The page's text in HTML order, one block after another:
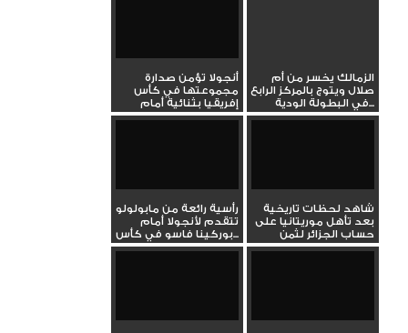
الزمالك يخسر من أم
صلال ويتوج بالمركز الرابع
في البطولة الودية...
أنجولا تؤمن صدارة
مجموعتها في كأس
إفريقيا بثنائية أمام
بوركينا...
شاهد لحظات تاريخية
بعد تأهل موريتانيا على
حساب الجزائر لثمن
نهائي...
رأسية رائعة من مابولولو
تتقدم لأنجولا أمام
بوركينا فاسو في كأس...